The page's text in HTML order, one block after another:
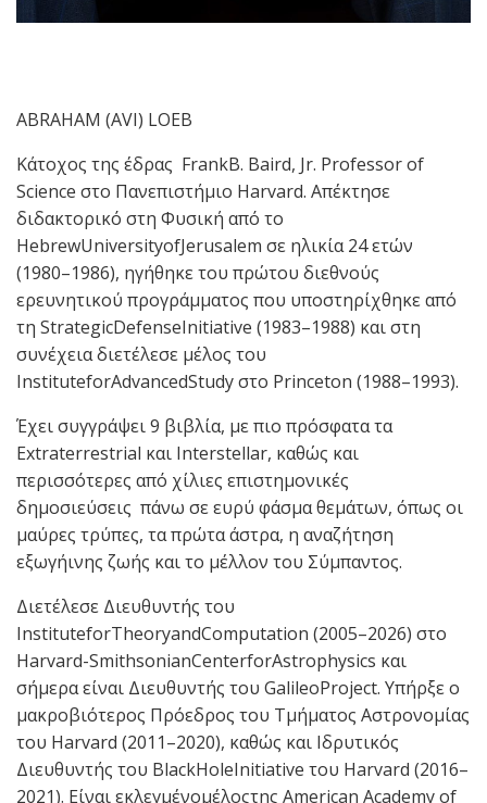
ABRAHAM (AVI) LOEB
Κάτοχος της έδρας FrankB. Baird, Jr. Professor of
Science στο Πανεπιστήμιο Harvard. Απέκτησε
διδακτορικό στη Φυσική από το
HebrewUniversityofJerusalem σε ηλικία 24 ετών
(1980–1986), ηγήθηκε του πρώτου διεθνούς
ερευνητικού προγράμματος που υποστηρίχθηκε από
τη StrategicDefenseInitiative (1983–1988) και στη
συνέχεια διετέλεσε μέλος του
InstituteforAdvancedStudy στο Princeton (1988–1993).
Έχει συγγράψει 9 βιβλία, με πιο πρόσφατα τα
Extraterrestrial και Interstellar, καθώς και
περισσότερες από χίλιες επιστημονικές
δημοσιεύσεις πάνω σε ευρύ φάσμα θεμάτων, όπως οι
μαύρες τρύπες, τα πρώτα άστρα, η αναζήτηση
εξωγήινης ζωής και το μέλλον του Σύμπαντος.
Διετέλεσε Διευθυντής του
InstituteforTheoryandComputation (2005–2026) στο
Harvard-SmithsonianCenterforAstrophysics και
σήμερα είναι Διευθυντής του GalileoProject. Υπήρξε ο
μακροβιότερος Πρόεδρος του Τμήματος Αστρονομίας
του Harvard (2011–2020), καθώς και Ιδρυτικός
Διευθυντής του BlackHoleInitiative του Harvard (2016–
2021). Είναι εκλεγμένομέλοςτης American Academy of